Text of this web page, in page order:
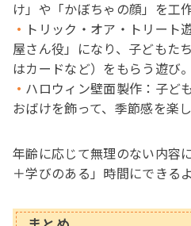
け」や「かぼちゃの顔」を工作
トリック・オア・トリート
屋さん役」になり、子どもた
はカードなど）をもらう遊び。
ハロウィン壁面製作 ：子ど
おばけを飾って、季節感を楽し
年齢に応じて無理のない内容
＋学びのある」時間にできる